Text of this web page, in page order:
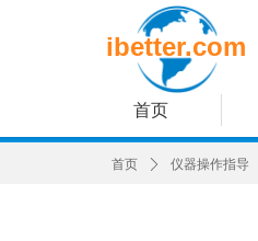
首页
ibetter.com
首页 ꄲ 仪器操作指导